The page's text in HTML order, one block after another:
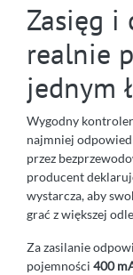
Zasięg i
realnie
jednym
Wygodny
najmniej
przez
producent
wystarcza, aby
grać z większej
Za zasilanie
pojemności 400